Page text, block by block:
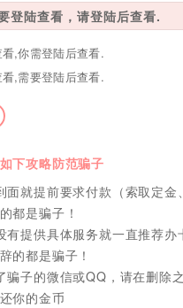
登陆查看，请登陆后查看.
,你需登陆后查看.
,需要登陆后查看.
下攻略防范骗子
面就提前要求付款（索取定金
都是骗子！
有提供具体服务就一直推荐办
的都是骗子！
骗子的微信或QQ，请在删除
你的金币